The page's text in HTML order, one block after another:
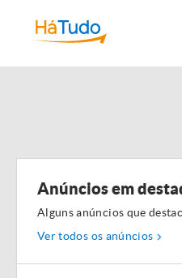
Anúncios em
Alguns anúncios que
Ver todos os anúncios